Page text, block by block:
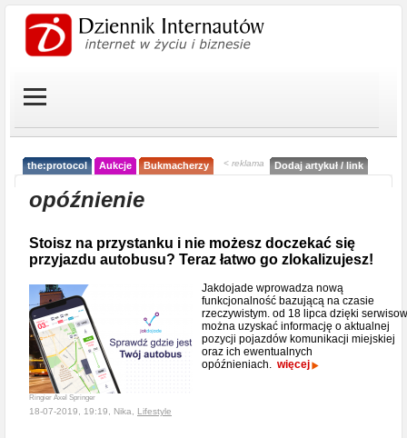
the:protocol Aukcje Bukmacherzy < reklama Dodaj artykuł / link
opóźnienie
Stoisz na przystanku i nie możesz doczekać się
przyjazdu autobusu? Teraz łatwo go zlokalizujesz!
Ringier Axel Springer
Jakdojade wprowadza nową
funkcjonalność bazującą na czasie
rzeczywistym. od 18 lipca dzięki
można uzyskać informację o aktualnej
pozycji pojazdów komunikacji miejskiej
oraz ich ewentualnych
opóźnieniach. więcej
18-07-2019, 19:19, Nika, Lifestyle